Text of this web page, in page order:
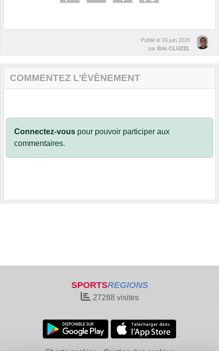
Publié le 26 juin 2026
par Eric CLUZEL
COMMENTEZ L’ÉVÈNEMENT
Connectez-vous pour pouvoir participer aux
commentaires.
SPORTSREGIONS
27288visites